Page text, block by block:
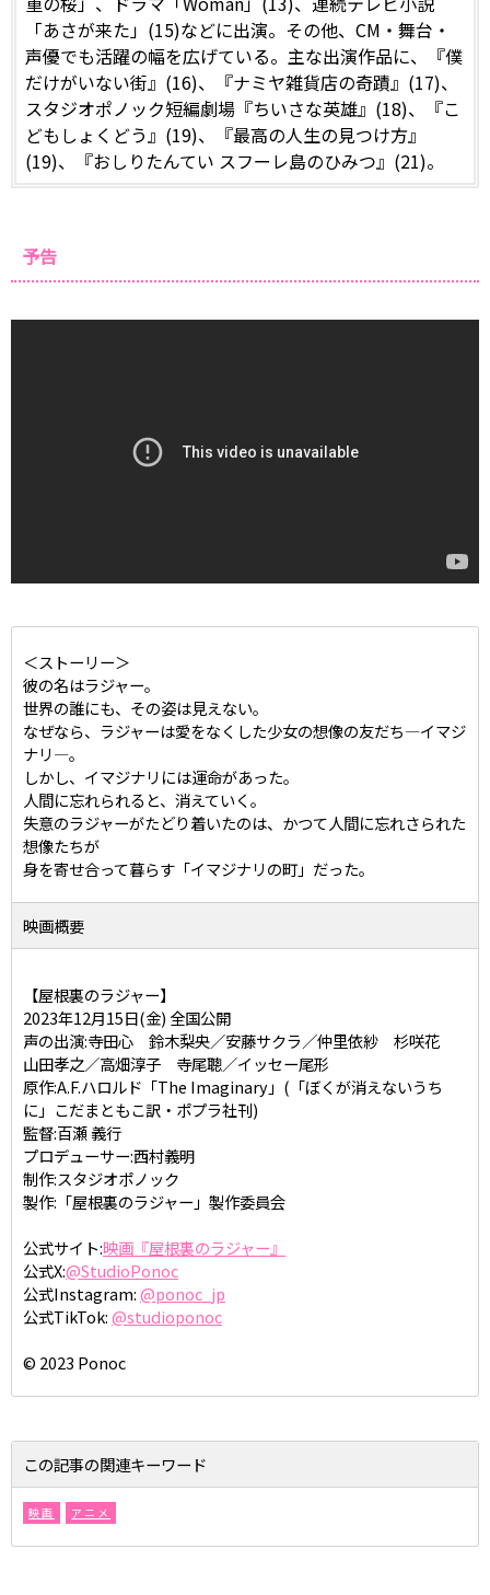
「あさが来た」(15)などに出演。その他、CM・舞台・
声優でも活躍の幅を広げている。主な出演作品に、『僕
だけがいない街』(16)、『ナミヤ雑貨店の奇蹟』(17)、
スタジオポノック短編劇場『ちいさな英雄』(18)、『こ
どもしょくどう』(19)、『最高の人生の見つけ方』
(19)、『おしりたんてい スフーレ島のひみつ』(21)。
予告
＜ストーリー＞
彼の名はラジャー。
世界の誰にも、その姿は見えない。
なぜなら、ラジャーは愛をなくした少女の想像の友だち―イマジ
ナリ―。
しかし、イマジナリには運命があった。
人間に忘れられると、消えていく。
失意のラジャーがたどり着いたのは、かつて人間に忘れさられた
想像たちが
身を寄せ合って暮らす「イマジナリの町」だった――。
映画概要
【屋根裏のラジャー】
2023年12月15日(金) 全国公開
声の出演:寺田心 鈴木梨央／安藤サクラ／仲里依紗 杉咲花
山田孝之／高畑淳子 寺尾聰／イッセー尾形
原作:A.F.ハロルド「The Imaginary」(「ぼくが消えないうち
に」こだまともこ訳・ポプラ社刊)
監督:百瀬 義行
プロデューサー:西村義明
制作:スタジオポノック
製作:「屋根裏のラジャー」製作委員会
公式サイト:映画『屋根裏のラジャー』
公式X:@StudioPonoc
公式Instagram:@ponoc_jp
公式TikTok:@studioponoc
© 2023 Ponoc
この記事の関連キーワード
映画 アニメ